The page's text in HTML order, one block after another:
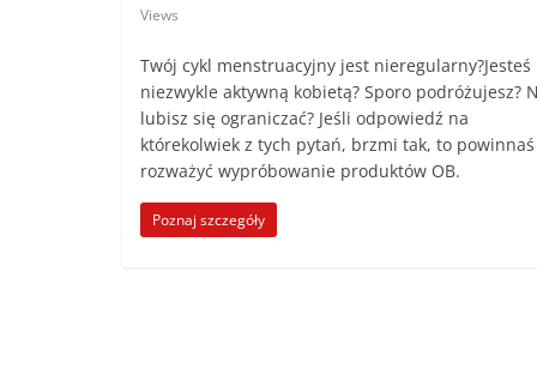
porady
wskazówki
poradniki
na
temat
Views
Twój cykl menstruacyjny jest nieregularny?Jesteś
niezwykle aktywną kobietą? Sporo podróżujesz?
lubisz się ograniczać? Jeśli odpowiedź na
którekolwiek z tych pytań, brzmi tak, to powinnaś
rozważyć wypróbowanie produktów OB.
Poznaj szczegóły